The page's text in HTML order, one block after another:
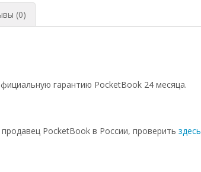
(0)
гарантию PocketBook 24 месяца.
PocketBook в России, проверить здесь